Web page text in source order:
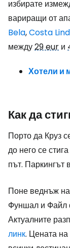
избирате
вариращи от
Bela,Costa
между29 eur и
Хотели и
Как да
Порто да Круз
до него се
път. Паркингът
Поне веднъж
Фуншал и Файл
Актуалните
линк. Цената